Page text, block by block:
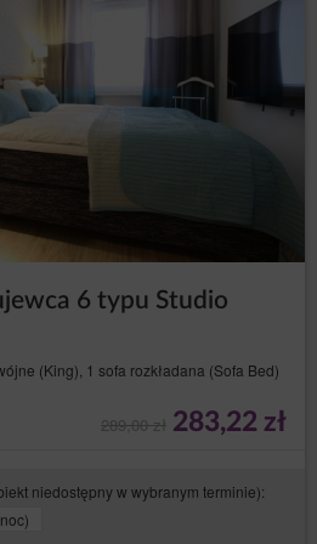
w urządzeniu końcowym
Serwisu i wykorzystywane mogą
współpracujących ze Serwisem
oraz partnerów Serwisu.
być wykorzystane przez sieci
sieć Google, do
dopasowanych do sposobu, w
korzysta ze Serwisu. W tym celu
informację o ścieżce nawigacji
lub czasie pozostawania na danej
Gościowi/Użytkownikowi
z plików cookies wykorzystywane
Polityka ochrony prywatności Google
być wykorzystane przez sieci
dopasowanych do sposobu, w
korzysta z Serwisu. W tym celu
o preferencjach Gościach/
przez sieć reklamową
6 typu Studio
(King), 1 sofa rozkładana (Sofa Bed)
289,00 zł 283,22 zł
niedostępny w wybranym terminie):